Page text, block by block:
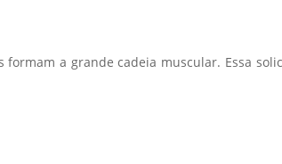
a grande cadeia muscular. Essa